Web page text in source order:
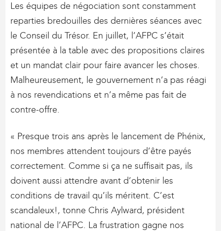
Les équipes de négociation sont constamment
reparties bredouilles des dernières séances avec
le Conseil du Trésor. En juillet, l’AFPC s’était
présentée à la table avec des propositions claires
et un mandat clair pour faire avancer les choses.
Malheureusement, le gouvernement n’a pas réagi
à nos revendications et n’a même pas fait de
contre-offre.
« Presque trois ans après le lancement de Phénix,
nos membres attendent toujours d’être payés
correctement. Comme si ça ne suffisait pas, ils
doivent aussi attendre avant d’obtenir les
conditions de travail qu’ils méritent. C’est
scandaleux!, tonne Chris Aylward, président
national de l’AFPC. La frustration gagne nos